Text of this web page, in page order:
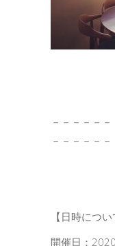
－－－－－
－－－－－
【日時につい
開催日：